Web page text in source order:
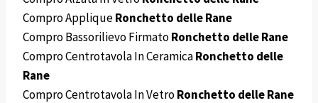
Compro AppliqueRonchetto delle Rane
Compro Bassorilievo FirmatoRonchetto delle Rane
Compro Centrotavola In CeramicaRonchetto delle
Rane
Compro Centrotavola In VetroRonchetto delle Rane